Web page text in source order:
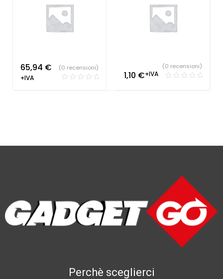
65,94 €
+IVA
(0 recensioni)
1,10 €+IVA
(0 recensioni)
Perchè sceglierci